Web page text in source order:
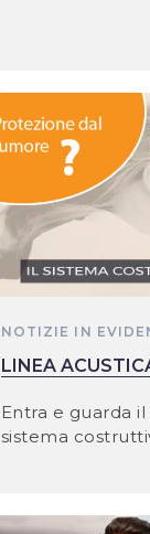
NOTIZIE IN
LINEA
Entra e guarda
sistema